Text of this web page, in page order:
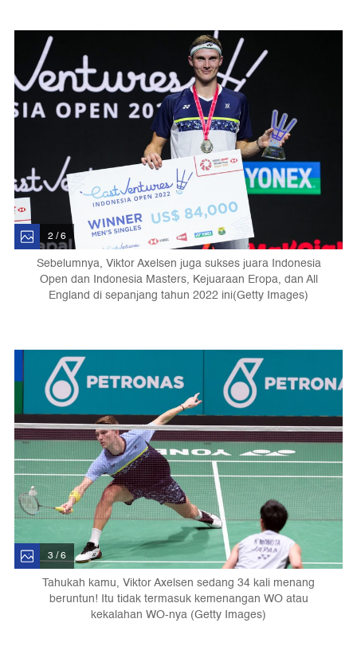
2 / 6
Sebelumnya, Viktor Axelsen juga sukses juara Indonesia
Open dan Indonesia Masters, Kejuaraan Eropa, dan All
England di sepanjang tahun 2022 ini(Getty Images)
3 / 6
Tahukah kamu, Viktor Axelsen sedang 34 kali menang
beruntun! Itu tidak termasuk kemenangan WO atau
kekalahan WO-nya (Getty Images)